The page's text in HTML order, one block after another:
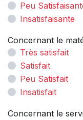
Peu
Insatisfaisante
Concernant le
Très satisfait
Satisfait
Peu Satisfait
Insatisfait
Concernant le